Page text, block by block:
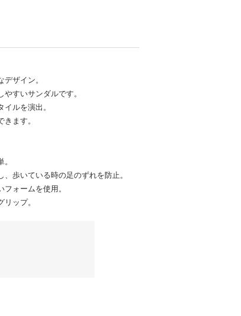
ザイン。
すいサンダルです。
ルを演出。
ます。
歩いている時の足のずれを防止。
ォームを使用。
ップ。